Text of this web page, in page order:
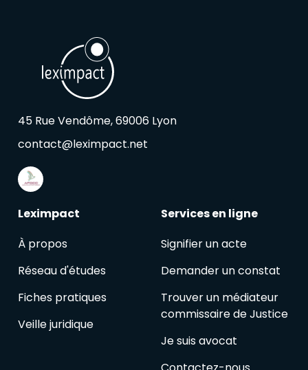
45 Rue Vendôme, 69006 Lyon
contact@leximpact.net
Leximpact
À propos
Réseau d'études
Fiches pratiques
Veille juridique
Services en ligne
Signifier un acte
Demander un constat
Trouver un médiateur
commissaire de Justice
Je suis avocat